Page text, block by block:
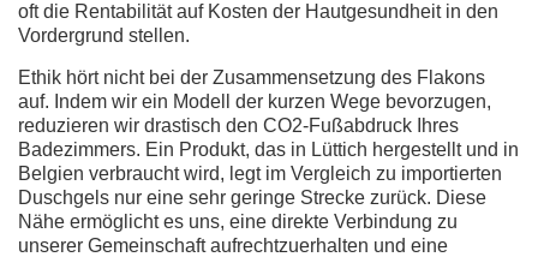
oft die Rentabilität auf Kosten der Hautgesundheit in den
Vordergrund stellen.
Ethik hört nicht bei der Zusammensetzung des Flakons
auf. Indem wir ein Modell der kurzen Wege bevorzugen,
reduzieren wir drastisch den CO2-Fußabdruck Ihres
Badezimmers. Ein Produkt, das in Lüttich hergestellt und in
Belgien verbraucht wird, legt im Vergleich zu importierten
Duschgels nur eine sehr geringe Strecke zurück. Diese
Nähe ermöglicht es uns, eine direkte Verbindung zu
unserer Gemeinschaft aufrechtzuerhalten und eine